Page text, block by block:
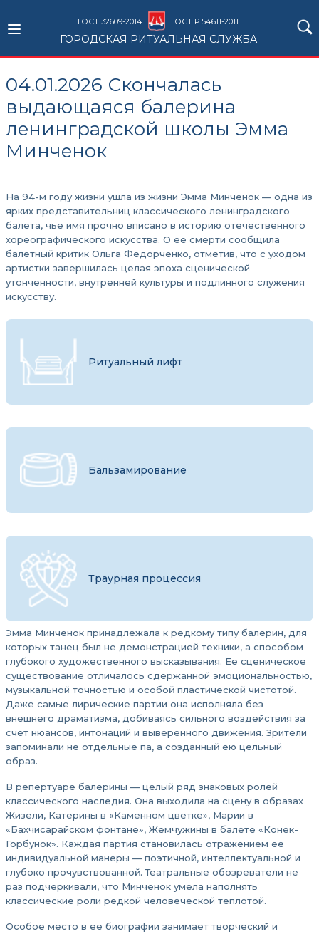
ГОСТ 32609-2014 ГОСТ Р 54611-2011
ГОРОДСКАЯ РИТУАЛЬНАЯ СЛУЖБА
04.01.2026 Скончалась
выдающаяся балерина
ленинградской школы Эмма
Минченок
На 94-м году жизни ушла из жизни Эмма Минченок — одна из
ярких представительниц классического ленинградского
балета, чье имя прочно вписано в историю отечественного
хореографического искусства. О ее смерти сообщила
балетный критик Ольга Федорченко, отметив, что с уходом
артистки завершилась целая эпоха сценической
утонченности, внутренней культуры и подлинного служения
искусству.
Ритуальный лифт
Бальзамирование
Траурная процессия
Эмма Минченок принадлежала к редкому типу балерин, для
которых танец был не демонстрацией техники, а способом
глубокого художественного высказывания. Ее сценическое
существование отличалось сдержанной эмоциональностью,
музыкальной точностью и особой пластической чистотой.
Даже самые лирические партии она исполняла без
внешнего драматизма, добиваясь сильного воздействия за
счет нюансов, интонаций и выверенного движения. Зрители
запоминали не отдельные па, а созданный ею цельный
образ.
В репертуаре балерины — целый ряд знаковых ролей
классического наследия. Она выходила на сцену в образах
Жизели, Катерины в «Каменном цветке», Марии в
«Бахчисарайском фонтане», Жемчужины в балете «Конек-
Горбунок». Каждая партия становилась отражением ее
индивидуальной манеры — поэтичной, интеллектуальной и
глубоко прочувствованной. Театральные обозреватели не
раз подчеркивали, что Минченок умела наполнять
классические роли редкой человеческой теплотой.
Особое место в ее биографии занимает творческий и